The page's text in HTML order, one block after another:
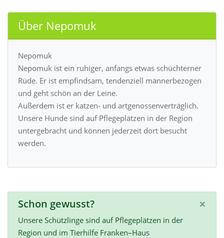
Über Nepomuk
Nepomuk
Nepomuk ist ein ruhiger, anfangs etwas schüchterner
Rüde. Er ist empfindsam, tendenziell männerbezogen
und geht schön an der Leine.
Außerdem ist er katzen- und artgenossenverträglich.
Unsere Hunde sind auf Pflegeplätzen in der Region
untergebracht und können jederzeit dort besucht
werden.
×
Schon gewusst?
Unsere Schützlinge sind auf Pflegeplätzen in der
Region und im Tierhilfe Franken–Haus